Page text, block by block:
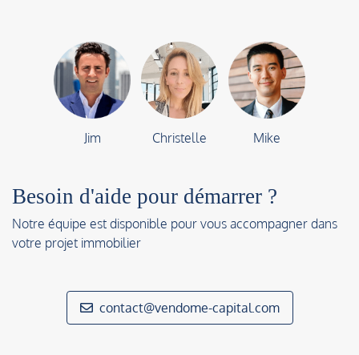
Jim Christelle Mike
Besoin d'aide pour démarrer ?
Notre équipe est disponible pour vous accompagner dans
votre projet immobilier
contact@vendome-capital.com